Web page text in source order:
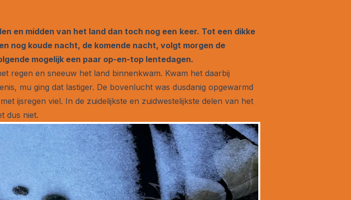
en midden van het land dan toch nog een keer. Tot een dikke
nog koude nacht, de komende nacht, volgt morgen de
mogelijk een paar op-en-top lentedagen.
regen en sneeuw het land binnenkwam. Kwam het daarbij
mu ging dat lastiger. De bovenlucht was dusdanig opgewarmd
ijsregen viel. In de zuidelijkste en zuidwestelijkste delen van het
dus niet.